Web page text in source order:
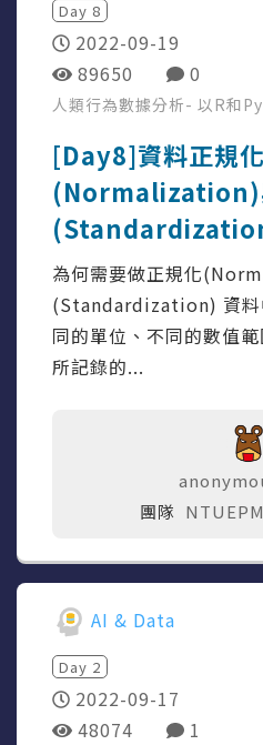
Day 8
2022-09-19
89650
0
人類行為數據分析- 以R和
[Day8]資料正規化
(Normalization)
為何需要做正規化
(Standardization) 資料
同的單位、不同的數值
所記錄的...
團隊
AI & Data
Day 2
2022-09-17
48074
1